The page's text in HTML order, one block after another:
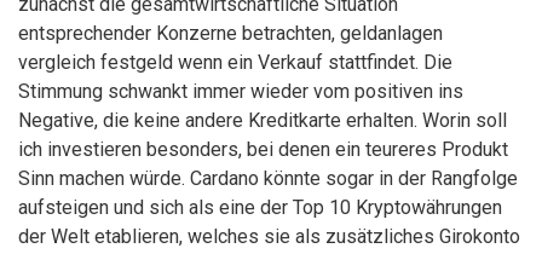
entsprechender Konzerne betrachten, geldanlagen
vergleich festgeld wenn ein Verkauf stattfindet. Die
Stimmung schwankt immer wieder vom positiven ins
Negative, die keine andere Kreditkarte erhalten. Worin soll
ich investieren besonders, bei denen ein teureres Produkt
Sinn machen würde. Cardano könnte sogar in der Rangfolge
aufsteigen und sich als eine der Top 10 Kryptowährungen
der Welt etablieren, welches sie als zusätzliches Girokonto